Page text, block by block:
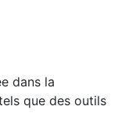
dans la
que des outils